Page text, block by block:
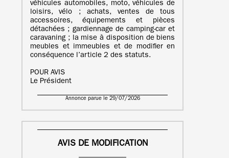
véhicules automobiles, moto, véhicules de
loisirs, vélo ; achats, ventes de tous
accessoires, équipements et pièces
détachées ; gardiennage de camping-car et
caravaning ; la mise à disposition de biens
meubles et immeubles et de modifier en
conséquence l’article 2 des statuts.
POUR AVIS
Le Président
Annonce parue le 29/07/2026
AVIS DE MODIFICATION